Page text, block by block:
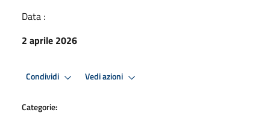
Data :
2 aprile 2026
Condividi Vedi azioni
Categorie: